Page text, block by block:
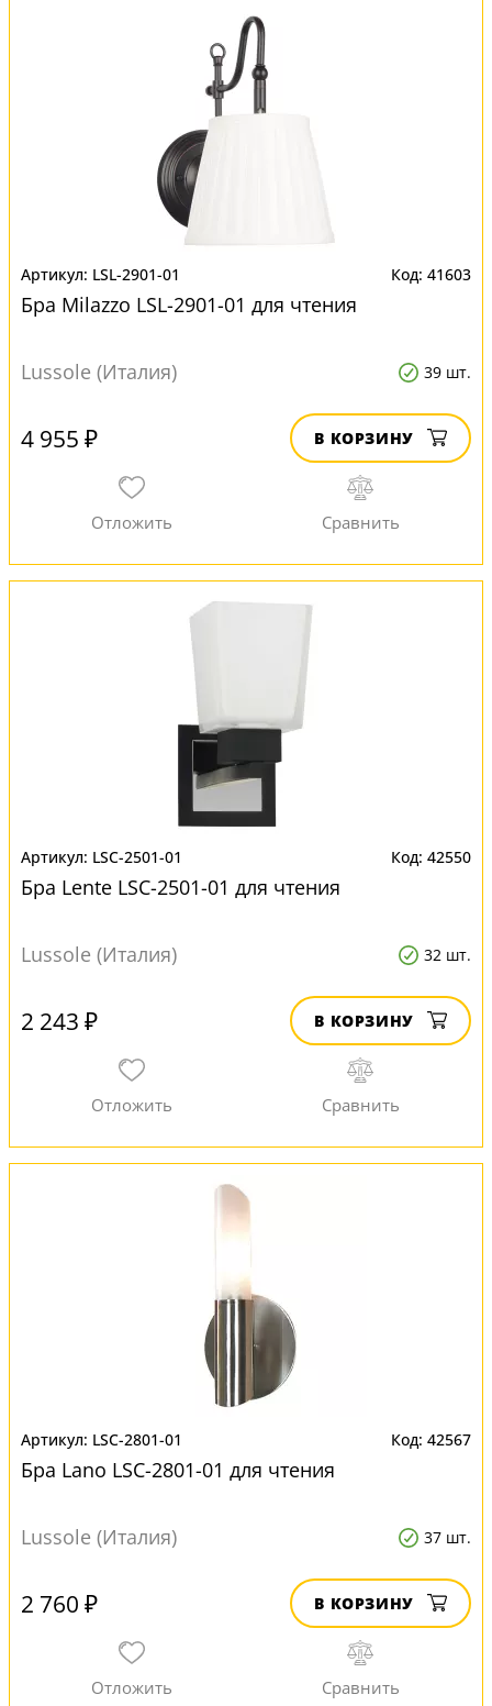
LSL-2901-01 41603
Бра Milazzo LSL-2901-01 для чтения
Lussole (Италия) 39 шт.
4 955 ₽ В КОРЗИНУ
LSC-2501-01 42550
Бра Lente LSC-2501-01 для чтения
Lussole (Италия) 32 шт.
2 243 ₽ В КОРЗИНУ
LSC-2801-01 42567
Бра Lano LSC-2801-01 для чтения
Lussole (Италия) 37 шт.
2 760 ₽ В КОРЗИНУ